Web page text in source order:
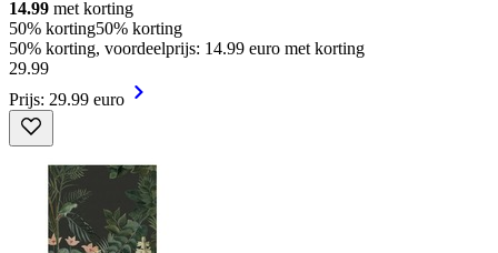
14.99 met korting
50% korting50% korting
50% korting, voordeelprijs: 14.99 euro met korting
29.99
Prijs: 29.99 euro